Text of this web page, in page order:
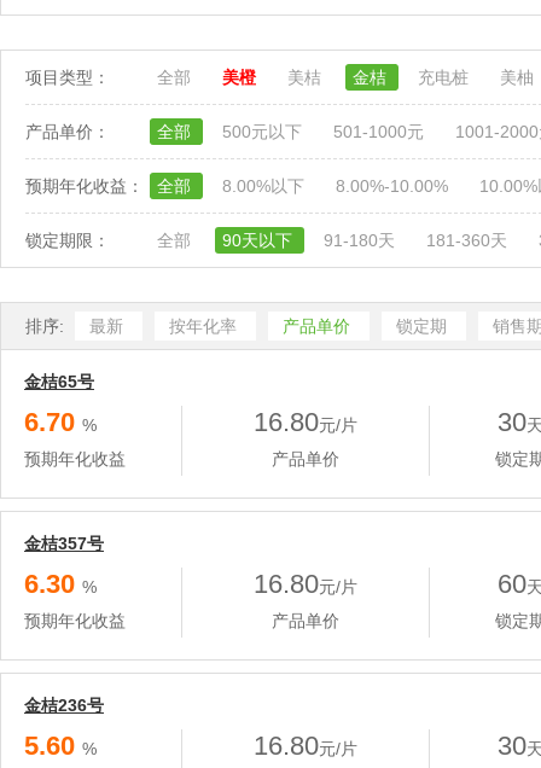
项目类型： 全部 美橙 美桔 金桔 充电桩 美柚
产品单价： 全部 500元以下 501-1000元 1001-
预期年化收益： 全部 8.00%以下 8.00%-10.00%
锁定期限： 全部 90天以下 91-180天 181-360天
排序: 最新 按年化率 产品单价 锁定期 销售
金桔65号
6.70 %
预期年化收益
16.80元/片
产品单价
30
锁定
金桔357号
6.30 %
预期年化收益
16.80元/片
产品单价
60
锁定
金桔236号
5.60 %
16.80元/片
30